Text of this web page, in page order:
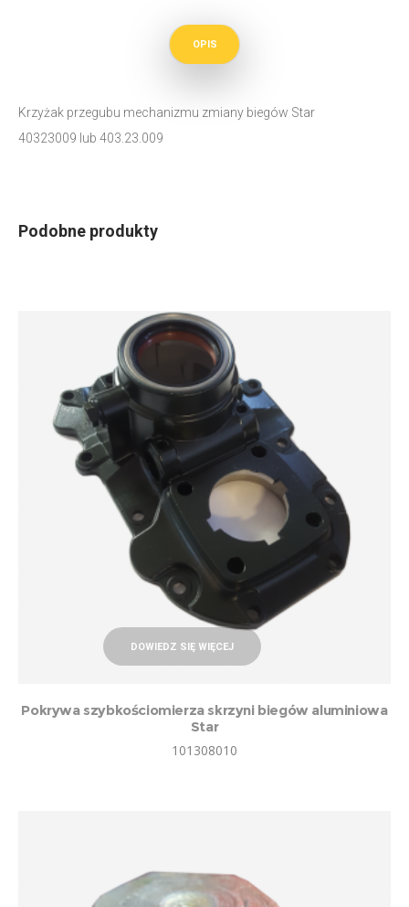
OPIS
Krzyżak przegubu mechanizmu zmiany biegów Star
40323009 lub 403.23.009
Podobne produkty
DOWIEDZ SIĘ WIĘCEJ
Pokrywa szybkościomierza skrzyni biegów aluminiowa
Star
101308010